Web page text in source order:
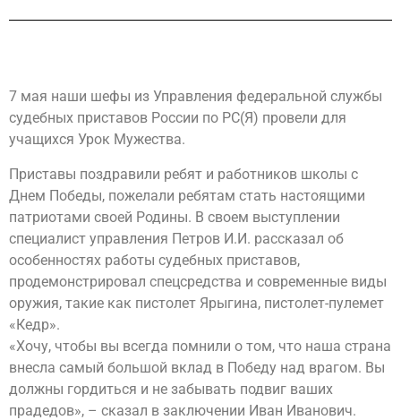
7 мая наши шефы из Управления федеральной службы
судебных приставов России по РС(Я) провели для
учащихся Урок Мужества.
Приставы поздравили ребят и работников школы с
Днем Победы, пожелали ребятам стать настоящими
патриотами своей Родины. В своем выступлении
специалист управления Петров И.И. рассказал об
особенностях работы судебных приставов,
продемонстрировал спецсредства и современные виды
оружия, такие как пистолет Ярыгина, пистолет-пулемет
«Кедр».
«Хочу, чтобы вы всегда помнили о том, что наша страна
внесла самый большой вклад в Победу над врагом. Вы
должны гордиться и не забывать подвиг ваших
прадедов», – сказал в заключении Иван Иванович.